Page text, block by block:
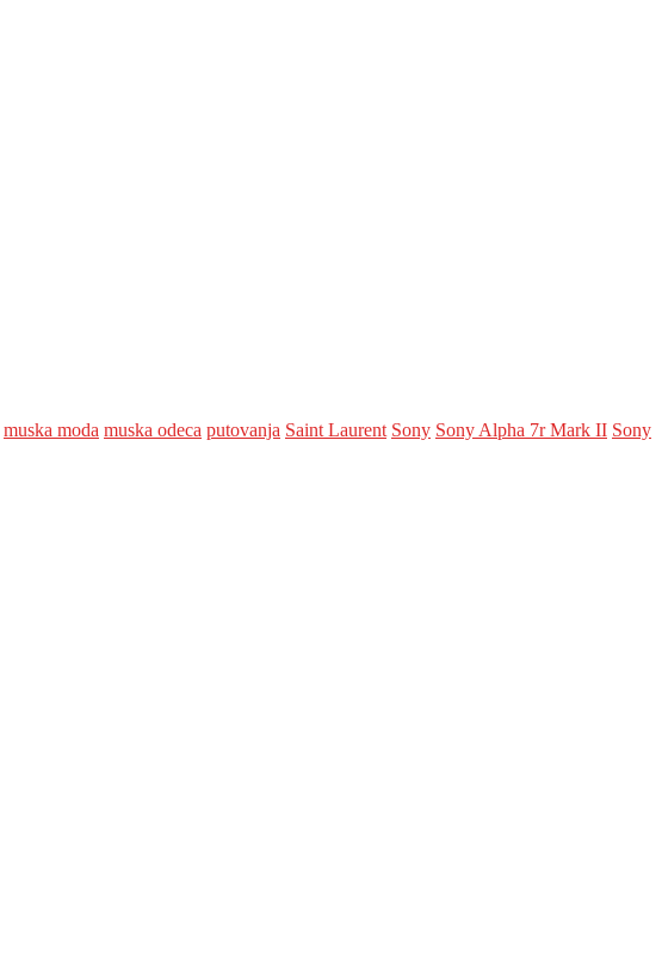
muska moda muska odeca putovanja Saint Laurent Sony Sony Alpha 7r Mark II Sony